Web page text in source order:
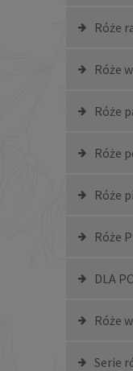
Róże
Róże
Róże
Róże
Róże
Róże
DLA
Róże
Serie